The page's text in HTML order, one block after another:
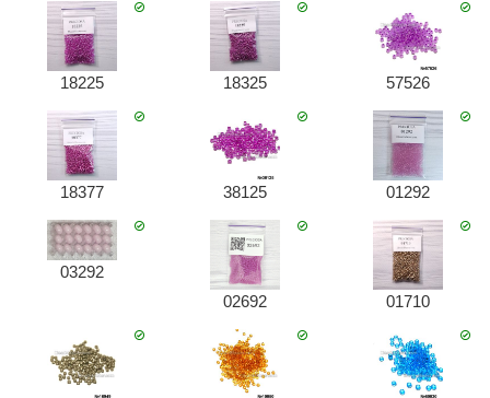
18225 18325 57526
18377 38125 01292
03292
02692
01710